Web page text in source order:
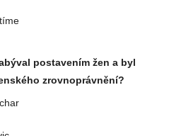
postavením žen a byl
zrovnoprávnění?